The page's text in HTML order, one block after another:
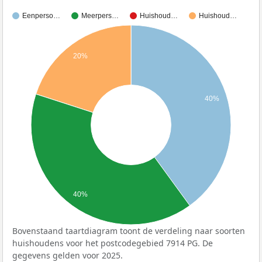
Eenperso… Meerpers… Huishoud… Huishoud…
40%
20%
40%
Bovenstaand taartdiagram toont de verdeling naar soorten
huishoudens voor het postcodegebied 7914 PG. De
gegevens gelden voor 2025.